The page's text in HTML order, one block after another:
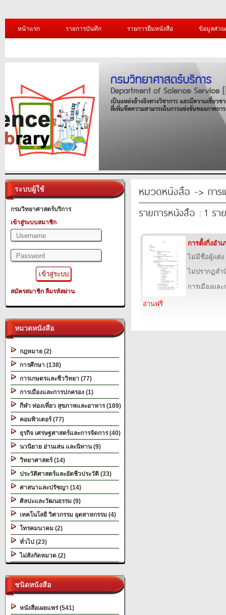
หน้าแรก รายการบันทึก รายการยืมหนังสือ ข้อมูลส่ว
ระบบผู้ใช้
กรมวิทยาศาสตร์บริการ
เข้าสู่ระบบสมาชิก
สมัครสมาชิก ลืมรหัสผ่าน
หมวดหนังสือ
กฎหมาย (2)
การศึกษา (138)
การเกษตรและชีววิทยา (77)
การเมืองและการปกครอง (1)
กีฬา ท่องเที่ยว สุขภาพและอาหาร (189)
คอมพิวเตอร์ (77)
ธุรกิจ เศรษฐศาสตร์และการจัดการ (40)
นวนิยาย อ่านเล่น และนิทาน (9)
วิทยาศาสตร์ (14)
ประวัติศาสตร์และอัตชีวประวัติ (33)
ศาสนาและปรัชญา (14)
ศิลปะและวัฒนธรรม (9)
เทคโนโลยี วิศวกรรม อุตสาหกรรม (4)
โทรคมนาคม (2)
ทั่วไป (23)
ไม่สังกัดหมวด (2)
ชนิดหนังสือ
หนังสือเผยแพร่ (541)
หมวดหนังสือ -> การ
รายการหนังสือ : 1 รา
การตั้งกิ่งอำ
ไม่มีชื่อผู้แต่ง
ไม่ปรากฏส
การเมืองแล
อ่านฟรี